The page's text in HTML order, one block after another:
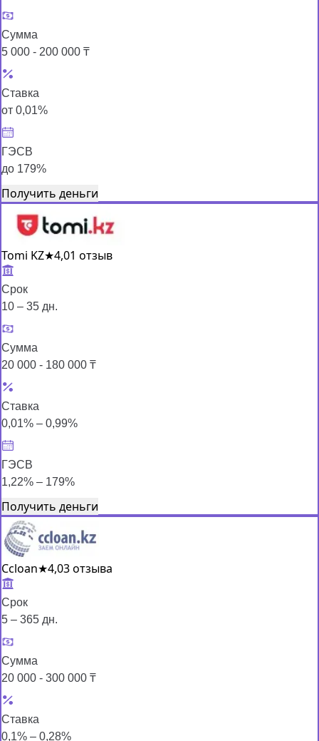
Сумма
5 000 - 200 000 ₸
Ставка
от 0,01%
ГЭСВ
до 179%
Получить деньги
Tomi KZ★4,01 отзыв
Срок
10 – 35 дн.
Сумма
20 000 - 180 000 ₸
Ставка
0,01% – 0,99%
ГЭСВ
1,22% – 179%
Получить деньги
Ccloan★4,03 отзыва
Срок
5 – 365 дн.
Сумма
20 000 - 300 000 ₸
Ставка
0,1% – 0,28%